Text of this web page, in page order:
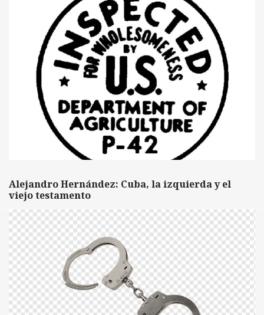
Alejandro Hernández: Cuba, la izquierda y el
viejo testamento